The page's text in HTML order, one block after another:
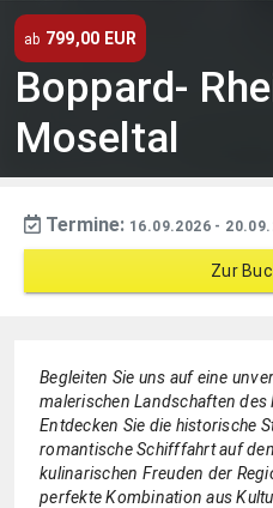
ab 799,00 EUR
Boppard-
Moseltal
Termine: 16.09.2026 -
Zur
Begleiten Sie uns auf eine
malerischen Landschaften des
Entdecken Sie die historische
romantische Schifffahrt auf
kulinarischen Freuden der
perfekte Kombination aus